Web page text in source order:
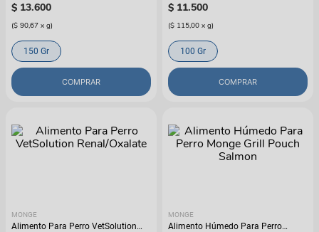
$ 13.600
($ 90,67 x g)
150 Gr
COMPRAR
$ 11.500
($ 115,00 x g)
100 Gr
COMPRAR
MONGE
Alimento Para Perro VetSolution
MONGE
Alimento Húmedo Para Perro